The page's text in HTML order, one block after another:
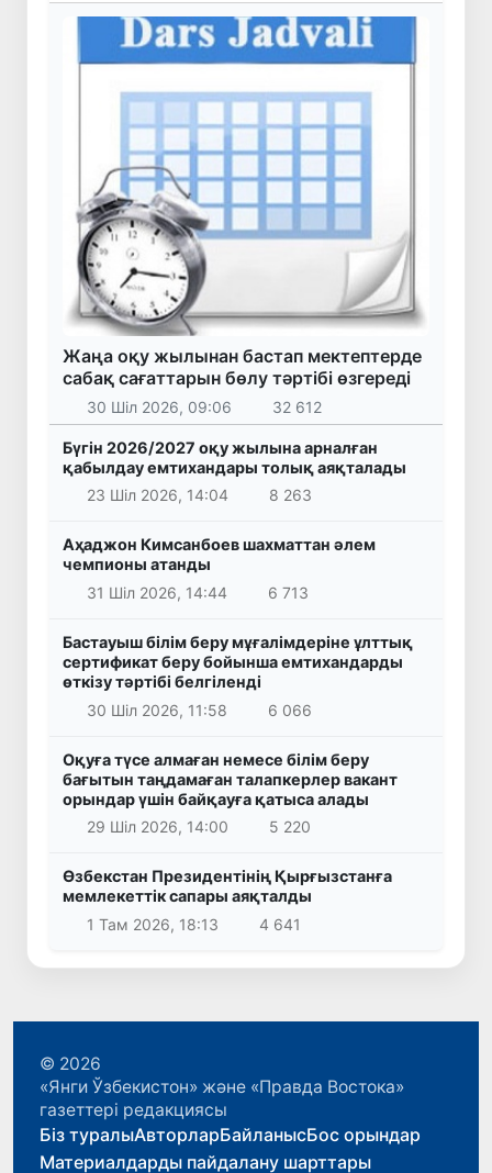
Жаңа оқу жылынан бастап мектептерде
сабақ сағаттарын бөлу тәртібі өзгереді
30 Шіл 2026, 09:06 32 612
Бүгін 2026/2027 оқу жылына арналған
қабылдау емтихандары толық аяқталады
23 Шіл 2026, 14:04
8 263
Аҳаджон Кимсанбоев шахматтан әлем
чемпионы атанды
31 Шіл 2026, 14:44
6 713
Бастауыш білім беру мұғалімдеріне ұлттық
сертификат беру бойынша емтихандарды
өткізу тәртібі белгіленді
30 Шіл 2026, 11:58
6 066
Оқуға түсе алмаған немесе білім беру
бағытын таңдамаған талапкерлер вакант
орындар үшін байқауға қатыса алады
29 Шіл 2026, 14:00
5 220
Өзбекстан Президентінің Қырғызстанға
мемлекеттік сапары аяқталды
1 Там 2026, 18:13
4 641
© 2026
«Янги Ўзбекистон» және «Правда Востока»
газеттері редакциясы
Біз туралыАвторларБайланысБос орындар
Материалдарды пайдалану шарттары